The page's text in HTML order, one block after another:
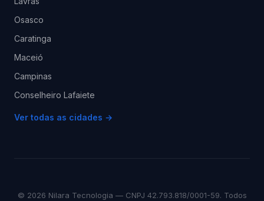
Osasco
Caratinga
Maceió
Campinas
Conselheiro Lafaiete
Ver todas as cidades →
© 2026 Nilara Tecnologia — CNPJ 42.793.818/0001-59. Todos